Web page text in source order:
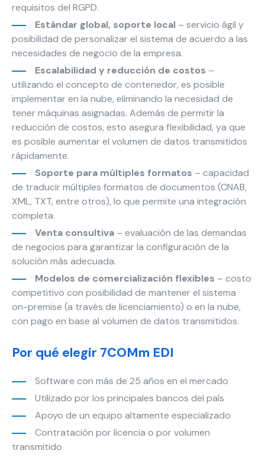
requisitos del RGPD.
Estándar global, soporte local – servicio ágil y
posibilidad de personalizar el sistema de acuerdo a las
necesidades de negocio de la empresa.
Escalabilidad y reducción de costos –
utilizando el concepto de contenedor, es posible
implementar en la nube, eliminando la necesidad de
tener máquinas asignadas. Además de permitir la
reducción de costos, esto asegura flexibilidad, ya que
es posible aumentar el volumen de datos transmitidos
rápidamente.
Soporte para múltiples formatos – capacidad
de traducir múltiples formatos de documentos (CNAB,
XML, TXT, entre otros), lo que permite una integración
completa.
Venta consultiva – evaluación de las demandas
de negocios para garantizar la configuración de la
solución más adecuada.
Modelos de comercialización flexibles – costo
competitivo con posibilidad de mantener el sistema
on-premise (a través de licenciamiento) o en la nube,
con pago en base al volumen de datos transmitidos.
Por qué elegir 7COMm EDI
Software con más de 25 años en el mercado
Utilizado por los principales bancos del país
Apoyo de un equipo altamente especializado
Contratación por licencia o por volumen
transmitido
nuestra web
funcione lo
mejor posible
durante tu
visita. Si
rechaza estas
cookies,
algunas
funcionalidades
desaparecerán
de la web.
Marketing
Al compartir tus
intereses y
comportamiento
mientras visitas
nuestro sitio,
aumentas la
posibilidad de
ofertas
personalizados.